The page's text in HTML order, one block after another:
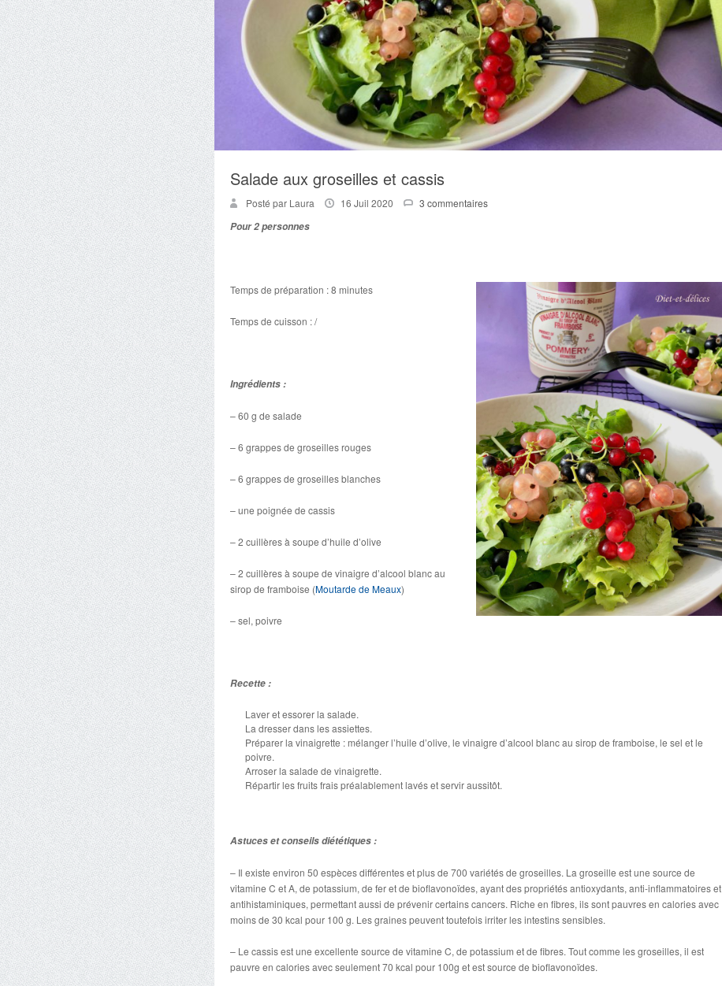
Salade aux groseilles et cassis
Posté par Laura 16 Juil 2020
3 commentaires
Pour 2 personnes
Temps de préparation : 8 minutes
Temps de cuisson : /
Ingrédients :
– 60 g de salade
– 6 grappes de groseilles rouges
– 6 grappes de groseilles blanches
– une poignée de cassis
– 2 cuillères à soupe d’huile d’olive
– 2 cuillères à soupe de vinaigre d’alcool blanc au
sirop de framboise (Moutarde de Meaux)
– sel, poivre
Recette :
Laver et essorer la salade.
La dresser dans les assiettes.
Préparer la vinaigrette : mélanger l’huile d’olive, le vinaigre d’alcool blanc au sirop de framboise, le sel et le
poivre.
Arroser la salade de vinaigrette.
Répartir les fruits frais préalablement lavés et servir aussitôt.
Astuces et conseils diététiques :
– Il existe environ 50 espèces différentes et plus de 700 variétés de groseilles. La groseille est une source de
vitamine C et A, de potassium, de fer et de bioflavonoïdes, ayant des propriétés antioxydants, anti-inflammatoires et
antihistaminiques, permettant aussi de prévenir certains cancers. Riche en fibres, ils sont pauvres en calories avec
moins de 30 kcal pour 100 g. Les graines peuvent toutefois irriter les intestins sensibles.
– Le cassis est une excellente source de vitamine C, de potassium et de fibres. Tout comme les groseilles, il est
pauvre en calories avec seulement 70 kcal pour 100g et est source de bioflavonoïdes.